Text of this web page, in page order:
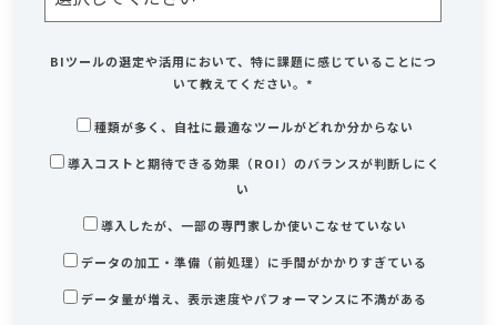
BIツールの選定や活用において、特に課題に感じていることにつ
いて教えてください。 *
種類が多く、自社に最適なツールがどれか分からない
導入コストと期待できる効果（ROI）のバランスが判断しにく
い
導入したが、一部の専門家しか使いこなせていない
データの加工・準備（前処理）に手間がかかりすぎている
データ量が増え、表示速度やパフォーマンスに不満がある